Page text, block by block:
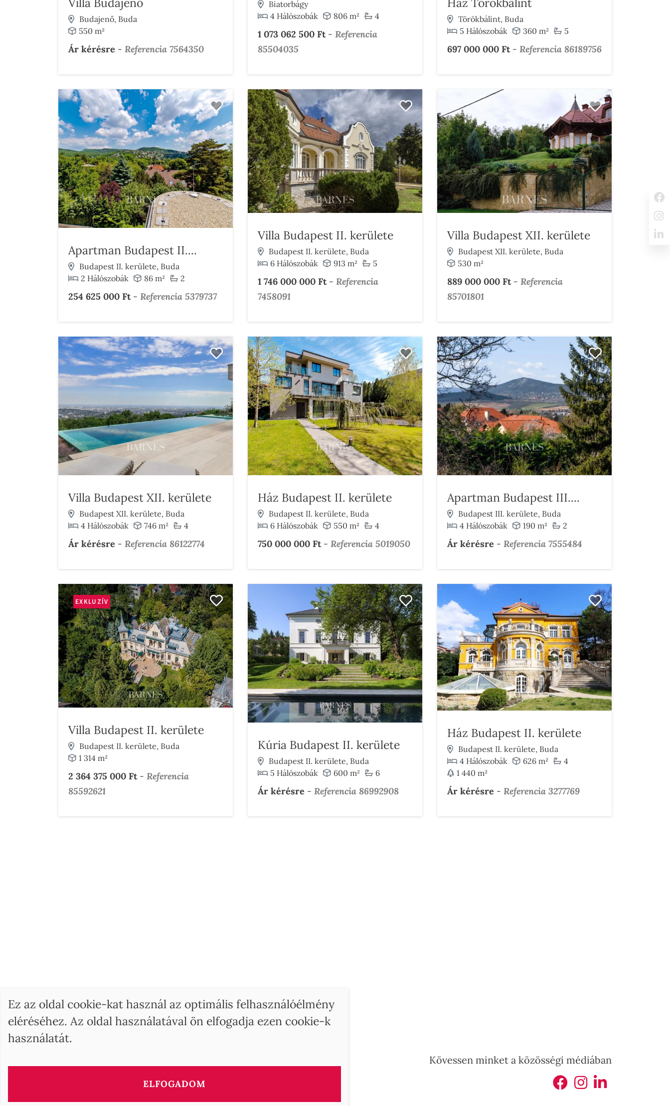
Budajenő, Buda
550 m²
Ár kérésre - Referencia 7564350
Biatorbágy
4 Hálószobák
806 m² 4
1 073 062 500 Ft- Referencia
85504035
Törökbálint, Buda
5 Hálószobák
360 m² 5
697 000 000 Ft- Referencia 86189756
Apartman Budapest II....
Budapest II. kerülete, Buda
2 Hálószobák
86 m² 2
254 625 000 Ft- Referencia 5379737
Villa Budapest II. kerülete
Budapest II. kerülete, Buda
6 Hálószobák
913 m² 5
1 746 000 000 Ft- Referencia
7458091
Villa Budapest XII. kerülete
Budapest XII. kerülete, Buda
530 m²
889 000 000 Ft- Referencia
85701801
Villa Budapest XII. kerülete
Budapest XII. kerülete, Buda
4 Hálószobák
746 m² 4
Ár kérésre - Referencia 86122774
Ház Budapest II. kerülete
Budapest II. kerülete, Buda
6 Hálószobák
550 m² 4
750 000 000 Ft- Referencia 5019050
Apartman Budapest III....
Budapest III. kerülete, Buda
4 Hálószobák
190 m² 2
Ár kérésre - Referencia 7555484
EXKLUZÍV
Villa Budapest II. kerülete
Budapest II. kerülete, Buda
1 314 m²
2 364 375 000 Ft- Referencia
85592621
Kúria Budapest II. kerülete
Budapest II. kerülete, Buda
5 Hálószobák
600 m² 6
Ár kérésre - Referencia 86992908
Ház Budapest II. kerülete
Budapest II. kerülete, Buda
4 Hálószobák
626 m²
4
1 440 m²
Ár kérésre - Referencia 3277769
1061 Budapest HU
Kövessen minket a közösségi médiában
Ez az oldal cookie-kat használ az optimális felhasználóélmény
eléréséhez. Az oldal használatával ön elfogadja ezen cookie-k
használatát.
ELFOGADOM